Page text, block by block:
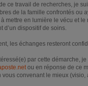
ce travail de recherches, je
de la famille confrontés ou
mettre en lumière le vécu et
d’un dispositif de soins.
les échanges resteront
par cette démarche,
ou en réponse de ce
vous convenant le mieux